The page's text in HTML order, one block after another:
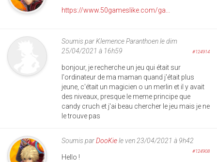
https://www.50gameslike.com/ga...
Soumis parKlemence Paranthoenle dim
25/04/2021 à 16h59
#124914
bonjour, je recherche un jeu qui était sur
l'ordinateur de ma maman quand j'était plus
jeune, c'était un magicien o un merlin et il y avait
des niveaux, presque le meme principe que
candy cruch et j'ai beau chercher le jeu mais je ne
le trouve pas
Soumis parDooKiele ven 23/04/2021 à 9h42
#124908
Hello !